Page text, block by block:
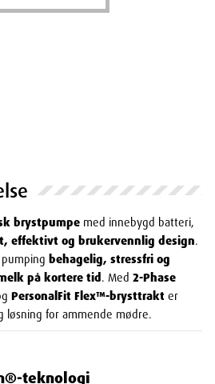
brystpumpe med innebygd batteri,
effektivt og brukervennlig design.
behagelig, stressfri og
på kortere tid. Med 2-Phase
PersonalFit Flex™-brysttrakt er
løsning for ammende mødre.
teknologi